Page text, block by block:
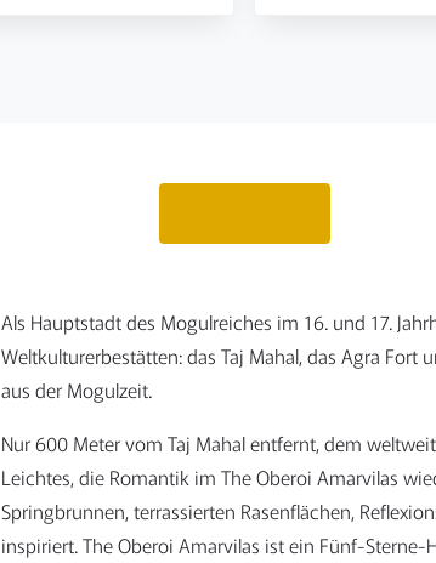
Als Hauptstadt des Mogulreiches im 16. und 17.
Weltkulturerbestätten: das Taj Mahal, das Agra Fort
aus der Mogulzeit.
Nur 600 Meter vom Taj Mahal entfernt, dem
Leichtes, die Romantik im The Oberoi Amarvilas
Springbrunnen, terrassierten Rasenflächen,
inspiriert. The Oberoi Amarvilas ist ein Fünf-